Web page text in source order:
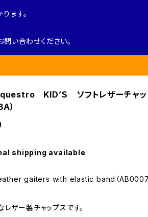
ます。
い合わせください。
KID’Ｓ ソフトレザーチャッ
）
shipping available
gaiters with elastic band（
レザー製チャップスです。